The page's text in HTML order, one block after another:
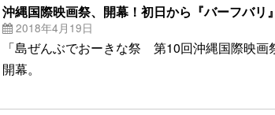
沖縄国際映画祭、開幕！初日から『バーフバリ
2018年4月19日
「島ぜんぶでおーきな祭 第10回沖縄国際映画
開幕。